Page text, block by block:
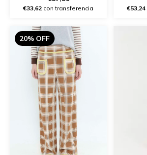
€33,62 con transferencia €53,24
20% OFF